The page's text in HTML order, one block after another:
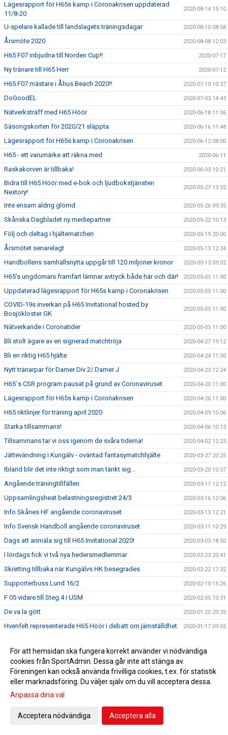
Lägesrapport för H65s kamp i Coronakrisen uppdaterad
11/8-20
2020-08-14 15:10
U-spelare kallade till landslagets träningsdagar 2020-08-10 08:58
Årsmöte 2020 2020-08-08 12:03
H65 F07 inbjudna till Norden Cup!! 2020-07-17
Ny tränare till H65 Herr 2020-07-12
H65 F07 mästare i Åhus Beach 2020!! 2020-07-10 10:37
DoGoodEL 2020-07-03 14:43
Nätverksträff med H65 Höör 2020-06-18 11:06
Säsongskorten för 2020/21 släppta 2020-06-16 11:48
Lägesrapport för H65s kamp i Coronakrisen 2020-06-12 08:00
H65 - ett varumärke att räkna med 2020-06-11
Raskakorven är tillbaka! 2020-06-03 10:21
Bidra till H65 Höör med e-bok och ljudbokstjänsten
Nextory!
2020-05-27 13:55
Inte ensam aldrig glömd 2020-05-26 09:35
Skånska Dagbladet ny mediepartner 2020-05-22 10:13
Följ och deltag i hjältematchen 2020-05-19 20:00
Årsmötet senarelagt 2020-05-13 12:34
Handbollens samhällsnytta uppgår till 120 miljoner kronor 2020-05-13 09:02
H65’s ungdomars framfart lämnar avtryck både här och där! 2020-05-05 11:00
Uppdaterad lägesrapport för H65s kamp i Coronakrisen 2020-05-05 11:00
COVID-19s inverkan på H65 Invitational hosted by
Bosjökloster GK
2020-05-05 11:00
Nätverkande i Coronatider 2020-05-05 11:00
Bli stolt ägare av en signerad matchtröja 2020-04-27 19:12
Bli en riktig H65 hjälte 2020-04-24 11:00
Nytt tränarpar för Damer Div 2/ Damer J 2020-04-23 12:24
H65´s CSR program pausat på grund av Coronaviruset 2020-04-20 11:00
Lägesrapport för H65s kamp i Coronakrisen 2020-04-20 11:00
H65 riktlinjer för träning april 2020 2020-04-09 10:06
Starka tillsammans! 2020-04-06 10:13
Tillsammans tar vi oss igenom de svåra tiderna! 2020-04-02 12:23
Jättevändning i Kungälv - oväntad fantasymatchhjälte 2020-03-27 20:25
Ibland blir det inte riktigt som man tänkt sig... 2020-03-20 10:57
Angående träningtillfällen 2020-03-17 12:12
Uppsamlingsheat belastningsregistret 24/3 2020-03-16 12:06
Info Skånes HF angående coronaviruset 2020-03-13 12:21
Info Svensk Handboll angående coronaviruset 2020-03-11 10:29
Dags att anmäla sig till H65 Invitational 2020! 2020-03-03 18:50
I lördags fick vi två nya hedersmedlemmar 2020-02-23 20:41
Skretting tillbaka när Kungälvs HK besegrades 2020-02-22 17:32
Supporterbuss Lund 16/2 2020-02-10 15:26
F 05 vidare till Steg 4 i USM 2020-02-05 10:31
De va la gött 2020-01-20 20:35
Hvenfelt representerade H65 Höör i debatt om jämställdhet 2020-01-17 09:55
En liten julhälsning &#127876; 2019-12-23 11:23
Bli H65 volontär 2019-12-12 11:34
Nylansering - H65 Shoppen 2019-11-28 17:00
Flickor A vidare till Steg 3 i USM
Radiointervju med tre tjejer från F 09
För att hemsidan ska fungera korrekt använder vi nödvändiga
cookies från SportAdmin. Dessa går inte att stänga av.
Föreningen kan också använda frivilliga cookies, t.ex. för statistik
eller marknadsföring. Du väljer själv om du vill acceptera dessa.
Anpassa dina val
Acceptera nödvändiga Acceptera alla